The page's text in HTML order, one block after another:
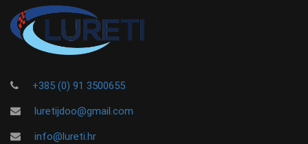
+385 (0) 91 3500655
luretijdoo@gmail.com
info@lureti.hr